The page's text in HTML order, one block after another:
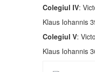
Colegiul IV:
Klaus Iohannis
Colegiul V:
Klaus Iohannis